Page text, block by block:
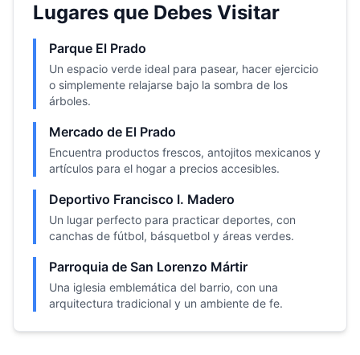
Lugares que Debes Visitar
Parque El Prado
Un espacio verde ideal para pasear, hacer ejercicio
o simplemente relajarse bajo la sombra de los
árboles.
Mercado de El Prado
Encuentra productos frescos, antojitos mexicanos y
artículos para el hogar a precios accesibles.
Deportivo Francisco I. Madero
Un lugar perfecto para practicar deportes, con
canchas de fútbol, básquetbol y áreas verdes.
Parroquia de San Lorenzo Mártir
Una iglesia emblemática del barrio, con una
arquitectura tradicional y un ambiente de fe.